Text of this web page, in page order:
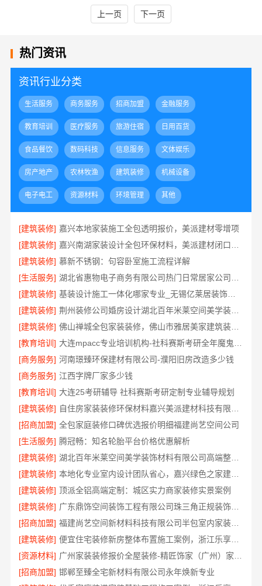
上一页 下一页
热门资讯
资讯行业分类
生活服务 商务服务 招商加盟 金融服务
教育培训 医疗服务 旅游住宿 日用百货
食品餐饮 数码科技 信息服务 文体娱乐
房产地产 农林牧渔 建筑装修 机械设备
电子电工 资源材料 环境管理 其他
[建筑装修] 嘉兴本地家装施工全包透明报价，美派建材零增项
[建筑装修]
[建筑装修] 慕新不锈钢：句容卧室施工流程详解
[生活服务]
[建筑装修]
基装设计施工一体化哪家专业_无锡亿莱居装饰工程材料有限公司
[建筑装修]
荆州装修公司婚房设计湖北百年米莱空间美学装饰材料有限公司
[建筑装修]
佛山禅城全包家装装修，佛山市雅居美家建筑装饰工程有限公司全程托管
[教育培训]
[商务服务] 河南璟臻环保建材有限公司-濮阳旧房改造多少钱
[商务服务] 江西字牌厂家多少钱
[教育培训] 大连25考研辅导 社科赛斯考研定制专业辅导规划
[建筑装修]
[招商加盟] 全包家庭装修口碑优选报价明细福建尚艺空间公司
[生活服务] 腾冠畅：知名轮胎平台价格优惠解析
[建筑装修]
湖北百年米莱空间美学装饰材料有限公司高端整家装修老房翻新
[建筑装修]
本地化专业室内设计团队省心，嘉兴绿色之家建材科技有限公司全程托管
[建筑装修] 顶派全铝高端定制：城区实力商家装修实景案例
[建筑装修]
广东鼎饰空间装饰工程有限公司珠三角正规装饰透明化施工
[招商加盟]
福建尚艺空间新材料科技有限公司半包室内家装全屋改造
[建筑装修]
便宜住宅装修新房整体布置施工案例，浙江乐享新材料有限公司为您详解
[资源材料]
[招商加盟] 邯郸至臻全宅新材料有限公司永年焕新专业